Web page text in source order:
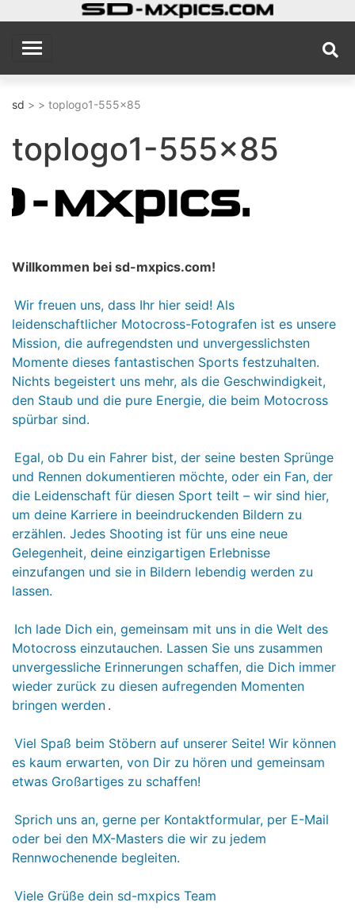
content
sd
sd > > toplogo1-555×85
toplogo1-555×85
Willkommen bei sd-mxpics.com!
Wir freuen uns, dass Ihr hier seid! Als
leidenschaftlicher Motocross-Fotografen ist es unsere
Mission, die aufregendsten und unvergesslichsten
Momente dieses fantastischen Sports festzuhalten.
Nichts begeistert uns mehr, als die Geschwindigkeit,
den Staub und die pure Energie, die beim Motocross
spürbar sind.
Egal, ob Du ein Fahrer bist, der seine besten Sprünge
und Rennen dokumentieren möchte, oder ein Fan, der
die Leidenschaft für diesen Sport teilt – wir sind hier,
um deine Karriere in beeindruckenden Bildern zu
erzählen. Jedes Shooting ist für uns eine neue
Gelegenheit, deine einzigartigen Erlebnisse
einzufangen und sie in Bildern lebendig werden zu
lassen.
Ich lade Dich ein, gemeinsam mit uns in die Welt des
Motocross einzutauchen. Lassen Sie uns zusammen
unvergessliche Erinnerungen schaffen, die Dich immer
wieder zurück zu diesen aufregenden Momenten
bringen werden .
Viel Spaß beim Stöbern auf unserer Seite! Wir können
es kaum erwarten, von Dir zu hören und gemeinsam
etwas Großartiges zu schaffen!
Sprich uns an, gerne per Kontaktformular, per E-Mail
oder bei den MX-Masters die wir zu jedem
Rennwochenende begleiten.
Viele Grüße dein sd-mxpics Team